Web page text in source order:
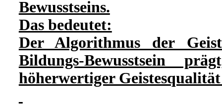
Bewusstseins.
Das bedeutet:
Der Algorithmus der
Bildungs-Bewusstsein
höherwertiger